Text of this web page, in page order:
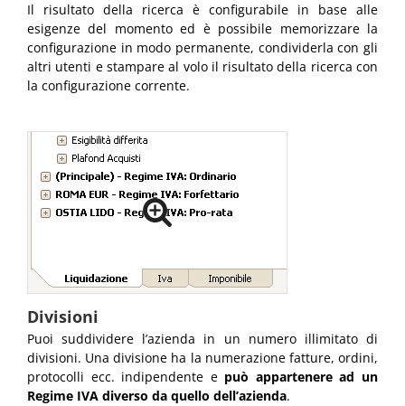
Il risultato della ricerca è configurabile in base alle
esigenze del momento ed è possibile memorizzare la
configurazione in modo permanente, condividerla con gli
altri utenti e stampare al volo il risultato della ricerca con
la configurazione corrente.
Divisioni
Puoi suddividere l’azienda in un numero illimitato di
divisioni. Una divisione ha la numerazione fatture, ordini,
protocolli ecc. indipendente e può appartenere ad un
Regime IVA diverso da quello dell’azienda.